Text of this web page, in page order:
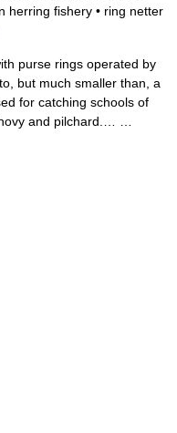
herring fishery • ring netter
purse rings operated by
but much smaller than, a
for catching schools of
and pilchard.… …